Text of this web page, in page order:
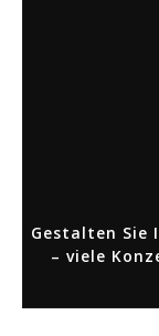
Gestalten Sie
– viele